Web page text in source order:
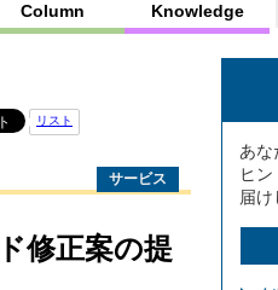
Column Knowledge
リスト
サービス
修正案の提
あな
ヒ
届け